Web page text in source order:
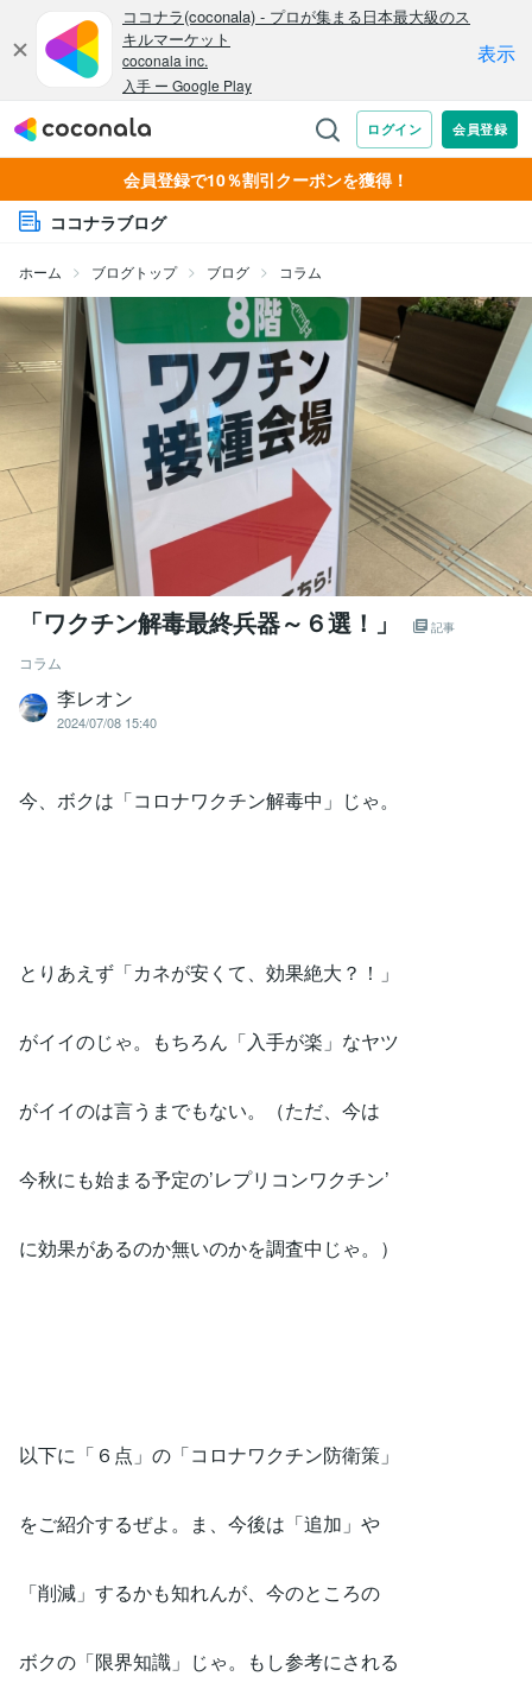
会員登録で10％割引クーポンを獲得！
ココナラブログ
ホーム ブログトップ ブログ コラム
「ワクチン解毒最終兵器～６選！」 記事
コラム
李レオン
2024/07/08 15:40
今、ボクは「コロナワクチン解毒中」じゃ。
とりあえず「カネが安くて、効果絶大？！」
がイイのじゃ。もちろん「入手が楽」なヤツ
がイイのは言うまでもない。（ただ、今は
今秋にも始まる予定の’レプリコンワクチン’
に効果があるのか無いのかを調査中じゃ。）
以下に「６点」の「コロナワクチン防衛策」
をご紹介するぜよ。ま、今後は「追加」や
「削減」するかも知れんが、今のところの
ボクの「限界知識」じゃ。もし参考にされる